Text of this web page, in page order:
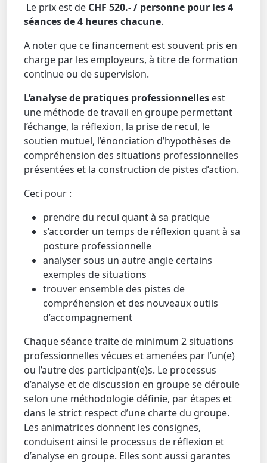
Le prix est de CHF 520.- / personne pour les 4
séances de 4 heures chacune.
A noter que ce financement est souvent pris en
charge par les employeurs, à titre de formation
continue ou de supervision.
L’analyse de pratiques professionnelles est
une méthode de travail en groupe permettant
l’échange, la réflexion, la prise de recul, le
soutien mutuel, l’énonciation d’hypothèses de
compréhension des situations professionnelles
présentées et la construction de pistes d’action.
Ceci pour :
prendre du recul quant à sa pratique
s’accorder un temps de réflexion quant à sa
posture professionnelle
analyser sous un autre angle certains
exemples de situations
trouver ensemble des pistes de
compréhension et des nouveaux outils
d’accompagnement
Chaque séance traite de minimum 2 situations
professionnelles vécues et amenées par l’un(e)
ou l’autre des participant(e)s. Le processus
d’analyse et de discussion en groupe se déroule
selon une méthodologie définie, par étapes et
dans le strict respect d’une charte du groupe.
Les animatrices donnent les consignes,
conduisent ainsi le processus de réflexion et
d’analyse en groupe. Elles sont aussi garantes